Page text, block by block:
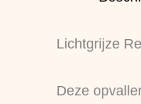
Lichtgrijze
Deze